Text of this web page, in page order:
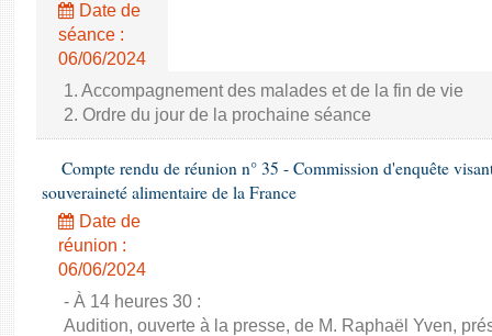
Date de
séance :
06/06/2024
1. Accompagnement des malades et de la fin de vie
2. Ordre du jour de la prochaine séance
Compte rendu de réunion n° 35 - Commission d'enquête
souveraineté alimentaire de la France
Date de
réunion :
06/06/2024
- À 14 heures 30 :
Audition, ouverte à la presse, de M. Raphaël Yven,